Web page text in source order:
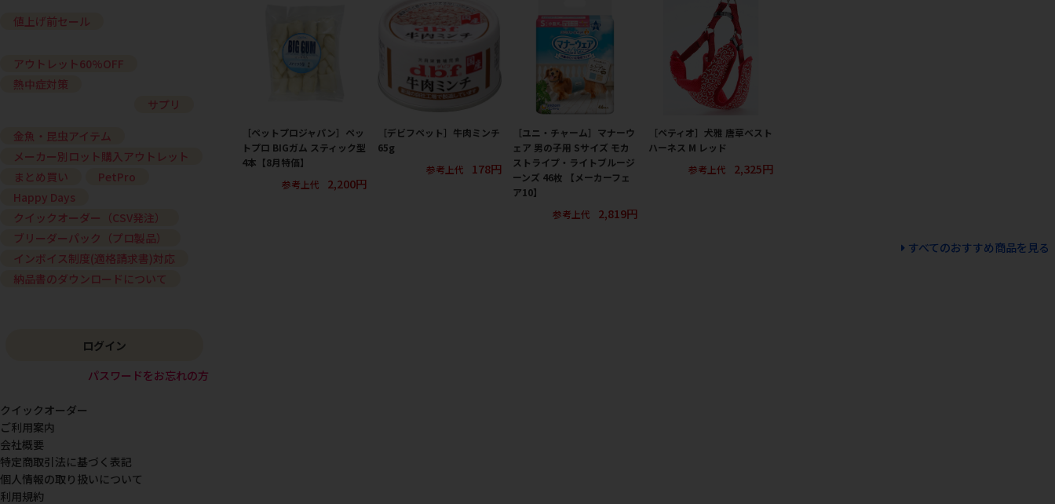
［ペットプロジャパン］ペッ
トプロ BIGガム スティック型
4本【8月特価】
参考上代
2,200円
［デビフペット］牛肉ミンチ
65g
参考上代
178円
［ユニ・チャーム］マナーウ
ェア 男の子用 Sサイズ モカ
ストライプ・ライトブルージ
ーンズ 46枚 【メーカーフェ
ア10】
参考上代
2,819円
［ペティオ］犬雅 唐草ベスト
ハーネス M レッド
参考上代
2,325円
すべてのおすすめ商品を見る
値上げ前セール
アウトレット60%OFF
熱中症対策
サプリ
金魚・昆虫アイテム
メーカー別ロット購入アウトレット
まとめ買い
PetPro
Happy Days
クイックオーダー（CSV発注）
ブリーダーパック（プロ製品）
インボイス制度(適格請求書)対応
納品書のダウンロードについて
ログイン
パスワードをお忘れの方
クイックオーダー
ご利用案内
会社概要
特定商取引法に基づく表記
個人情報の取り扱いについて
利用規約